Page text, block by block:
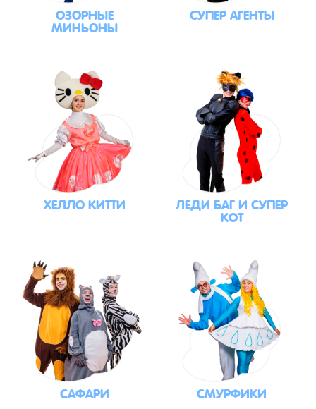
ОЗОРНЫЕ
МИНЬОНЫ СУПЕР АГЕНТЫ
ХЕЛЛО КИТТИ ЛЕДИ БАГ И СУПЕР
КОТ
САФАРИ СМУРФИКИ